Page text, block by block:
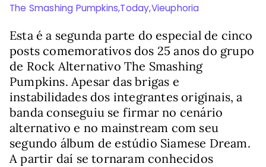
The Smashing Pumpkins,Today,Vieuphoria
Esta é a segunda parte do especial de cinco
posts comemorativos dos 25 anos do grupo
de Rock Alternativo The Smashing
Pumpkins. Apesar das brigas e
instabilidades dos integrantes originais, a
banda conseguiu se firmar no cenário
alternativo e no mainstream com seu
segundo álbum de estúdio Siamese Dream.
A partir daí se tornaram conhecidos